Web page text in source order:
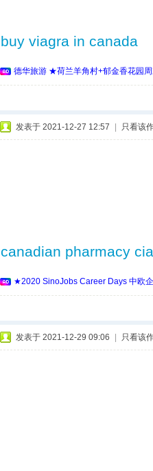
buy viagra in canada
德华旅游 ★荷兰羊角村+郁金香花园
发表于 2021-12-27 12:57 只看该
canadian pharmacy
★2020 SinoJobs Career Days 中欧
发表于 2021-12-29 09:06 只看该